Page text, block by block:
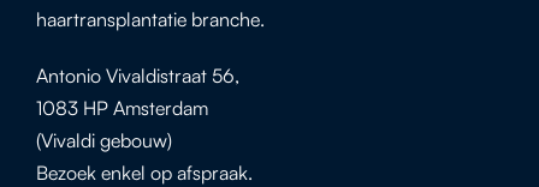
haartransplantatie branche.
Antonio Vivaldistraat 56,
1083 HP Amsterdam
(Vivaldi gebouw)
Bezoek enkel op afspraak.